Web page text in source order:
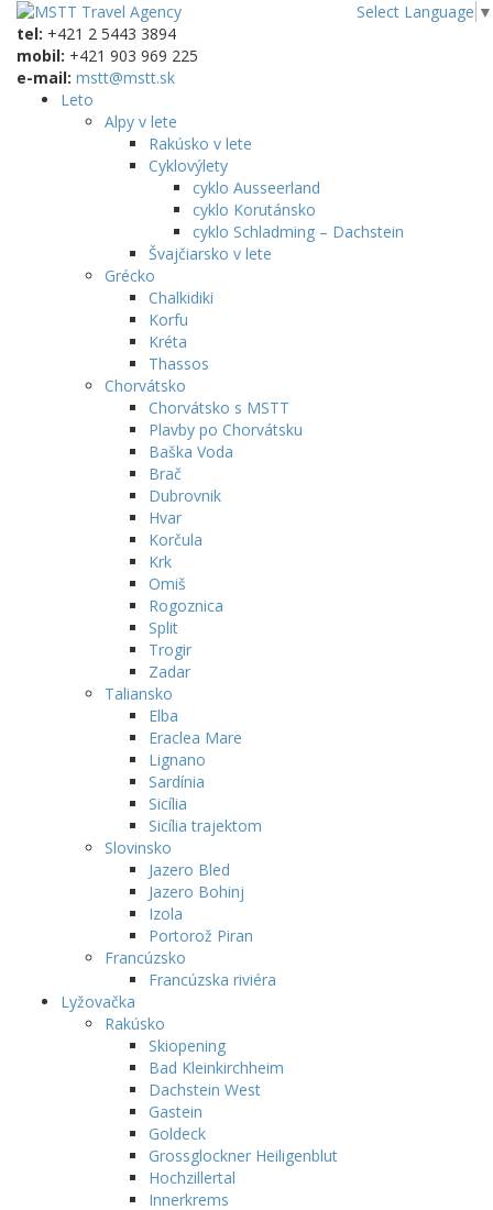
Select Language ▼
tel: +421 2 5443 3894
mobil: +421 903 969 225
e-mail: mstt@mstt.sk
Leto
Alpy v lete
Rakúsko v lete
Cyklovýlety
cyklo Ausseerland
cyklo Korutánsko
cyklo Schladming – Dachstein
Švajčiarsko v lete
Grécko
Chalkidiki
Korfu
Kréta
Thassos
Chorvátsko
Chorvátsko s MSTT
Plavby po Chorvátsku
Baška Voda
Brač
Dubrovnik
Hvar
Korčula
Krk
Omiš
Rogoznica
Split
Trogir
Zadar
Taliansko
Elba
Eraclea Mare
Lignano
Sardínia
Sicília
Sicília trajektom
Slovinsko
Jazero Bled
Jazero Bohinj
Izola
Portorož Piran
Francúzsko
Francúzska riviéra
Lyžovačka
Rakúsko
Skiopening
Bad Kleinkirchheim
Dachstein West
Gastein
Goldeck
Grossglockner Heiligenblut
Hochzillertal
Innerkrems